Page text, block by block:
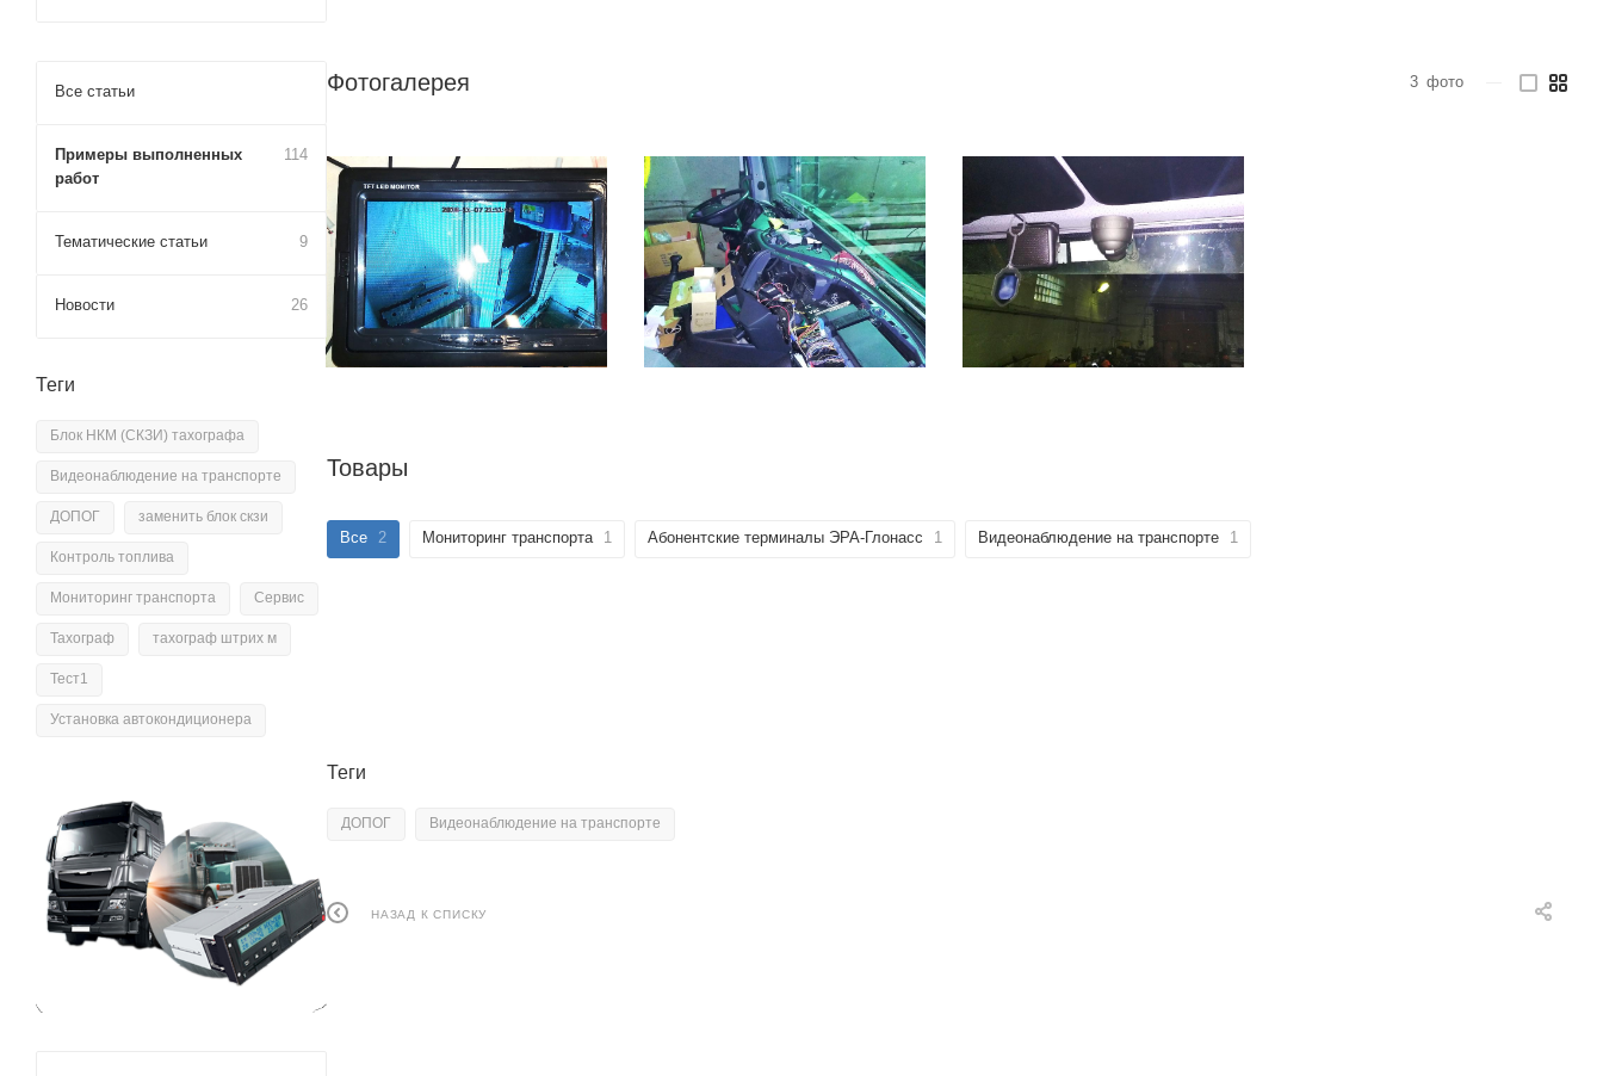
Фотогалерея 3 фото
Товары
Все 2 Мониторинг транспорта 1 Абонентские терминалы ЭРА-Глонасс 1 Видеонаблюдение на транспорте 1
Теги
ДОПОГ Видеонаблюдение на транспорте
НАЗАД К СПИСКУ
Все статьи
Примеры выполненных
работ
114
Тематические статьи 9
Новости 26
Теги
Блок НКМ (СКЗИ) тахографа
Видеонаблюдение на транспорте
ДОПОГ заменить блок скзи
Контроль топлива
Мониторинг транспорта Сервис
Тахограф тахограф штрих м
Тест1
Установка автокондиционера